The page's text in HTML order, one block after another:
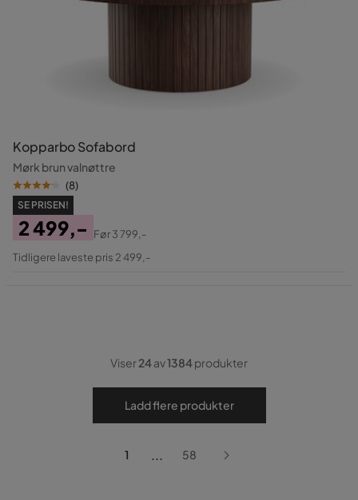
Kopparbo Sofabord
Mørk brun valnøttre
(8)
SE PRISEN!
Pris
2 499,-
Original
Før3 799,-
Tidligere laveste pris 2 499,-
Viser24av1384produkter
Ladd flere produkter
1 ... 58